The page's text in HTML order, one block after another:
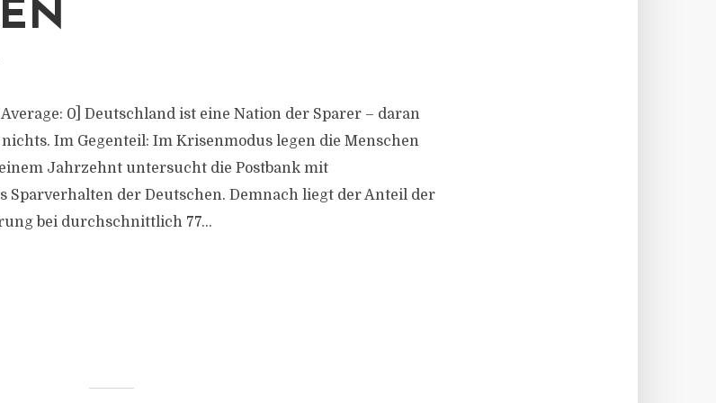
0] Deutschland ist eine Nation der Sparer – daran
Im Gegenteil: Im Krisenmodus legen die Menschen
Jahrzehnt untersucht die Postbank mit
Sparverhalten der Deutschen. Demnach liegt der Anteil der
bei durchschnittlich 77...